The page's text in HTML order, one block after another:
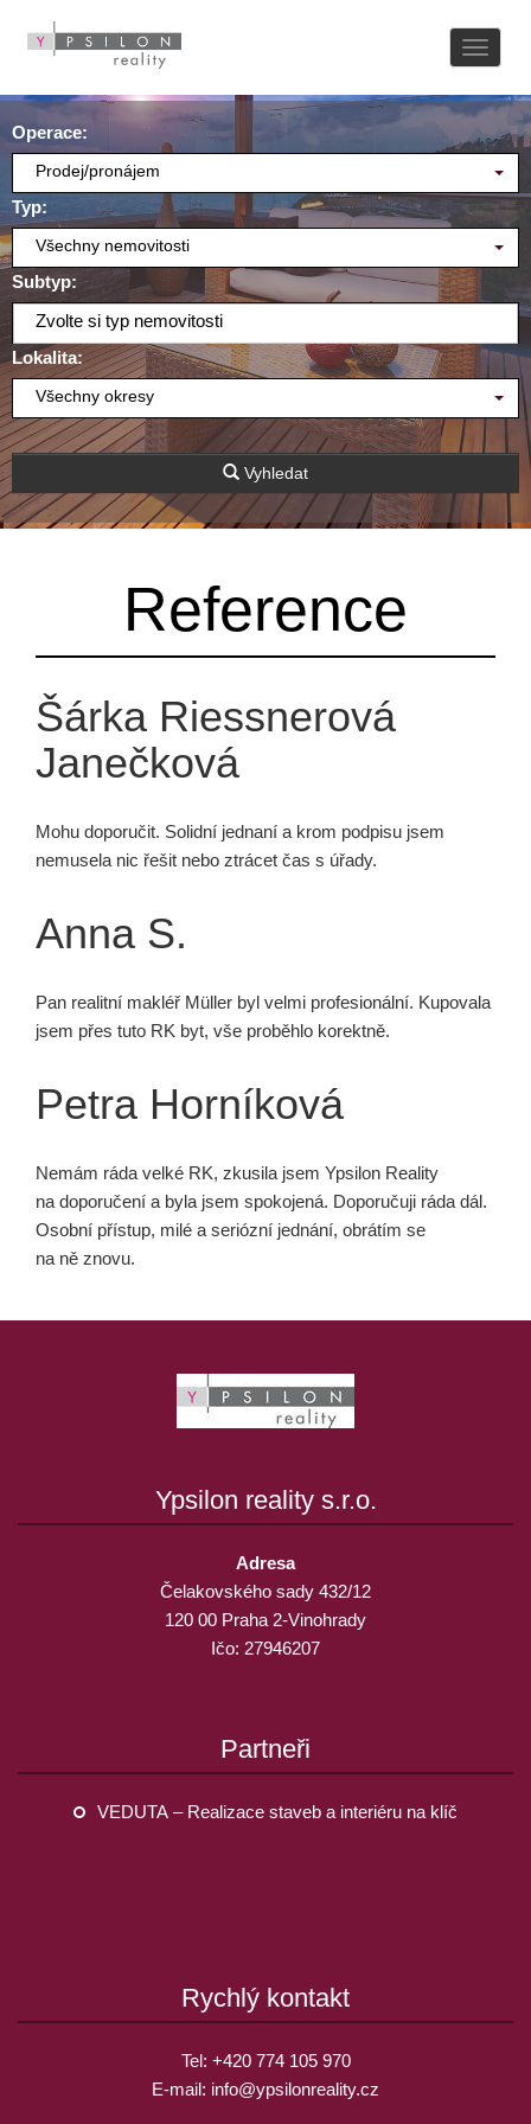
Operace:
Prodej/pronájem
Typ:
Všechny nemovitosti
Subtyp:
Zvolte si typ nemovitosti
Lokalita:
Všechny okresy
Vyhledat
Reference
Šárka Riessnerová
Janečková
Mohu doporučit. Solidní jednaní a krom podpisu jsem
nemusela nic řešit nebo ztrácet čas s úřady.
Anna S.
Pan realitní makléř Müller byl velmi profesionální. Kupovala
jsem přes tuto RK byt, vše proběhlo korektně.
Petra Horníková
Nemám ráda velké RK, zkusila jsem Ypsilon Reality
na doporučení a byla jsem spokojená. Doporučuji ráda dál.
Osobní přístup, milé a seriózní jednání, obrátím se
na ně znovu.
Ypsilon reality s.r.o.
Adresa
Čelakovského sady 432/12
120 00 Praha 2-Vinohrady
Ičo: 27946207
Partneři
VEDUTA – Realizace staveb a interiéru na klíč
Rychlý kontakt
Tel: +420 774 105 970
E-mail: info@ypsilonreality.cz